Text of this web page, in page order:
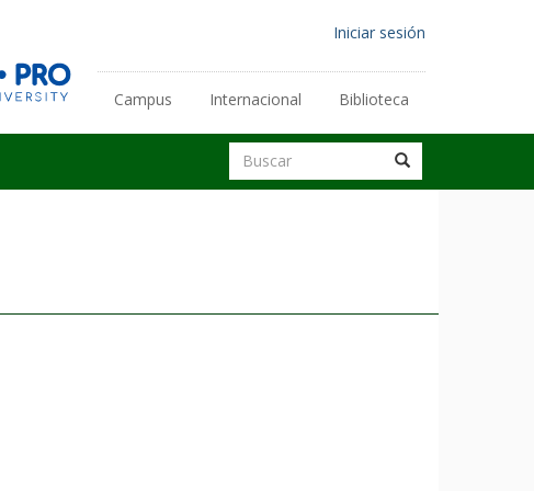
Menú
cuenta
de
usuario
Iniciar sesión
Enlaces
secundarios
Campus Internacional Biblioteca
Buscar
Buscar Buscar